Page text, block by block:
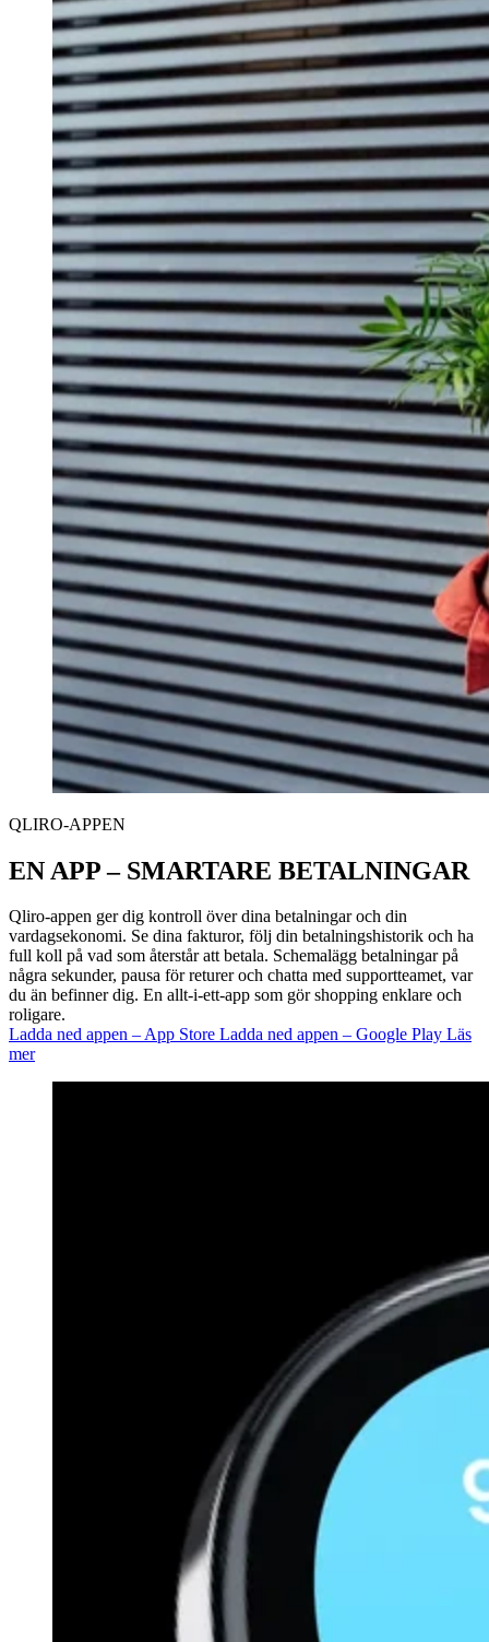
QLIRO-APPEN
EN APP – SMARTARE BETALNINGAR
Qliro-appen ger dig kontroll över dina betalningar och din
vardagsekonomi. Se dina fakturor, följ din betalningshistorik och ha
full koll på vad som återstår att betala. Schemalägg betalningar på
några sekunder, pausa för returer och chatta med supportteamet, var
du än befinner dig. En allt-i-ett-app som gör shopping enklare och
roligare.
Ladda ned appen – App Store Ladda ned appen – Google Play Läs
mer